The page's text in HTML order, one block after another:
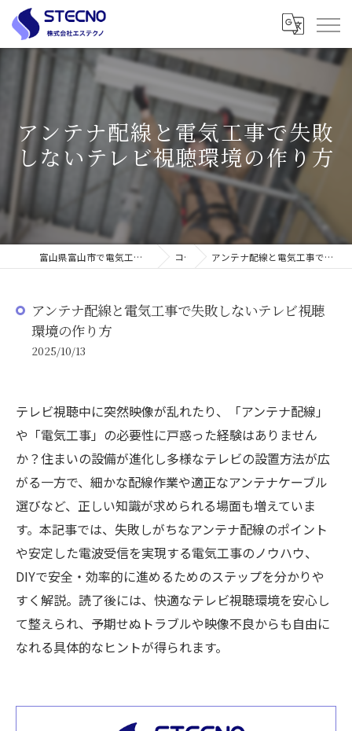
アンテナ配線と電気工事で失敗
しないテレビ視聴環境の作り方
富山県富山市で電気工事の求人なら株式会社エステクノ コラム アンテナ配線と電気工事で失敗しないテレビ視聴環境の作り方
アンテナ配線と電気工事で失敗しないテレビ視聴
環境の作り方
2025/10/13
テレビ視聴中に突然映像が乱れたり、「アンテナ配線」
や「電気工事」の必要性に戸惑った経験はありません
か？住まいの設備が進化し多様なテレビの設置方法が広
がる一方で、細かな配線作業や適正なアンテナケーブル
選びなど、正しい知識が求められる場面も増えていま
す。本記事では、失敗しがちなアンテナ配線のポイント
や安定した電波受信を実現する電気工事のノウハウ、
DIYで安全・効率的に進めるためのステップを分かりや
すく解説。読了後には、快適なテレビ視聴環境を安心し
て整えられ、予期せぬトラブルや映像不良からも自由に
なれる具体的なヒントが得られます。